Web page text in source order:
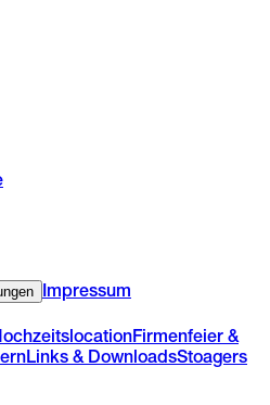
Impressum
Firmenfeier &
Links & DownloadsStoagers